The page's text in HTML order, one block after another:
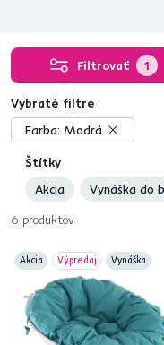
Filtrovať 1
Štítky
Akcia
Vynáška do
Vybraté filtre
Farba: Modrá
6 produktov
Akcia Výpredaj Vynáška